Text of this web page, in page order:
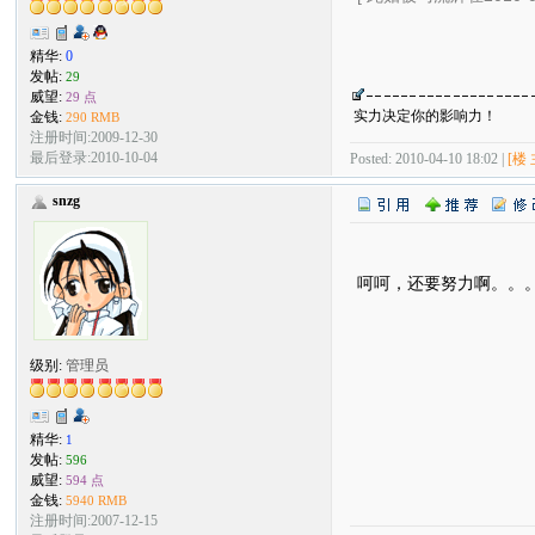
精华:0
发帖:29
威望:29 点
金钱:290 RMB
注册时间:2009-12-30
最后登录:2010-10-04
实力决定你的影响力！
Posted: 2010-04-10 18:02 |[楼
snzg
级别:管理员
精华: 1
发帖:596
威望:594 点
金钱:5940 RMB
注册时间:2007-12-15
呵呵，还要努力啊。。